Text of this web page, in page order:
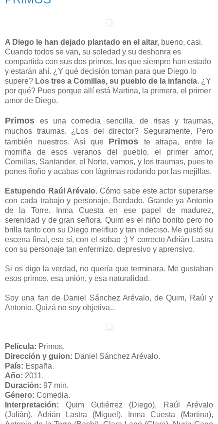
A Diego le han dejado plantado en el altar,bueno, casi.
Cuando todos se van, su soledad y su deshonra es
compartida con sus dos primos, los que siempre han estado
y estarán ahí. ¿Y qué decisión toman para que Diego lo
por qué? Pues porque allí está Martina, la primera, el primer
amor de Diego.
Primoses una comedia sencilla, de risas y traumas,
muchos traumas. ¿Los del director? Seguramente. Pero
también nuestros. Así quePrimoste atrapa, entre la
morriña de esos veranos del pueblo, el primer amor,
Comillas, Santander, el Norte, vamos, y los traumas, pues te
pones ñoño y acabas con lágrimas rodando por las mejillas.
Estupendo Raúl Arévalo.Cómo sabe este actor superarse
con cada trabajo y personaje. Bordado. Grande ya Antonio
de la Torre. Inma Cuesta en ese papel de madurez,
serenidad y de gran señora. Quim es el niño bonito pero no
brilla tanto con su Diego melifluo y tan indeciso. Me gustó su
escena final, eso sí, con el sobao :) Y correcto Adrián Lastra
con su personaje tan enfermizo, depresivo y aprensivo.
Si os digo la verdad, no quería que terminara. Me gustaban
esos primos, esa unión, y esa naturalidad.
Antonio. Quizá no soy objetiva...
Película:Primos.
Dirección y guion:
País:España.
Año:2011.